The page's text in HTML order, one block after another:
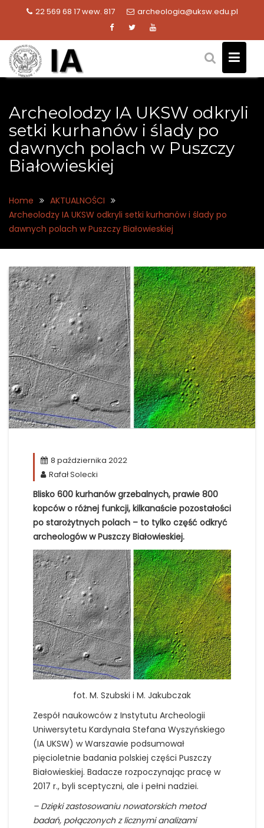
22 569 68 17 wew. 817 archeologia@uksw.edu.pl
Archeolodzy IA UKSW odkryli
setki kurhanów i ślady po
dawnych polach w Puszczy
Białowieskiej
Home
AKTUALNOŚCI
Archeolodzy IA UKSW odkryli setki kurhanów i ślady po
dawnych polach w Puszczy Białowieskiej
8 października 2022
Rafał Solecki
Blisko 600 kurhanów grzebalnych, prawie 800
kopców o różnej funkcji, kilkanaście pozostałości
po starożytnych polach – to tylko część odkryć
archeologów w Puszczy Białowieskiej.
fot. M. Szubski i M. Jakubczak
Zespół naukowców z Instytutu Archeologii
Uniwersytetu Kardynała Stefana Wyszyńskiego
(IA UKSW) w Warszawie podsumował
pięcioletnie badania polskiej części Puszczy
Białowieskiej. Badacze rozpoczynając pracę w
2017 r., byli sceptyczni, ale i pełni nadziei.
– Dzięki zastosowaniu nowatorskich metod
badań, połączonych z licznymi analizami